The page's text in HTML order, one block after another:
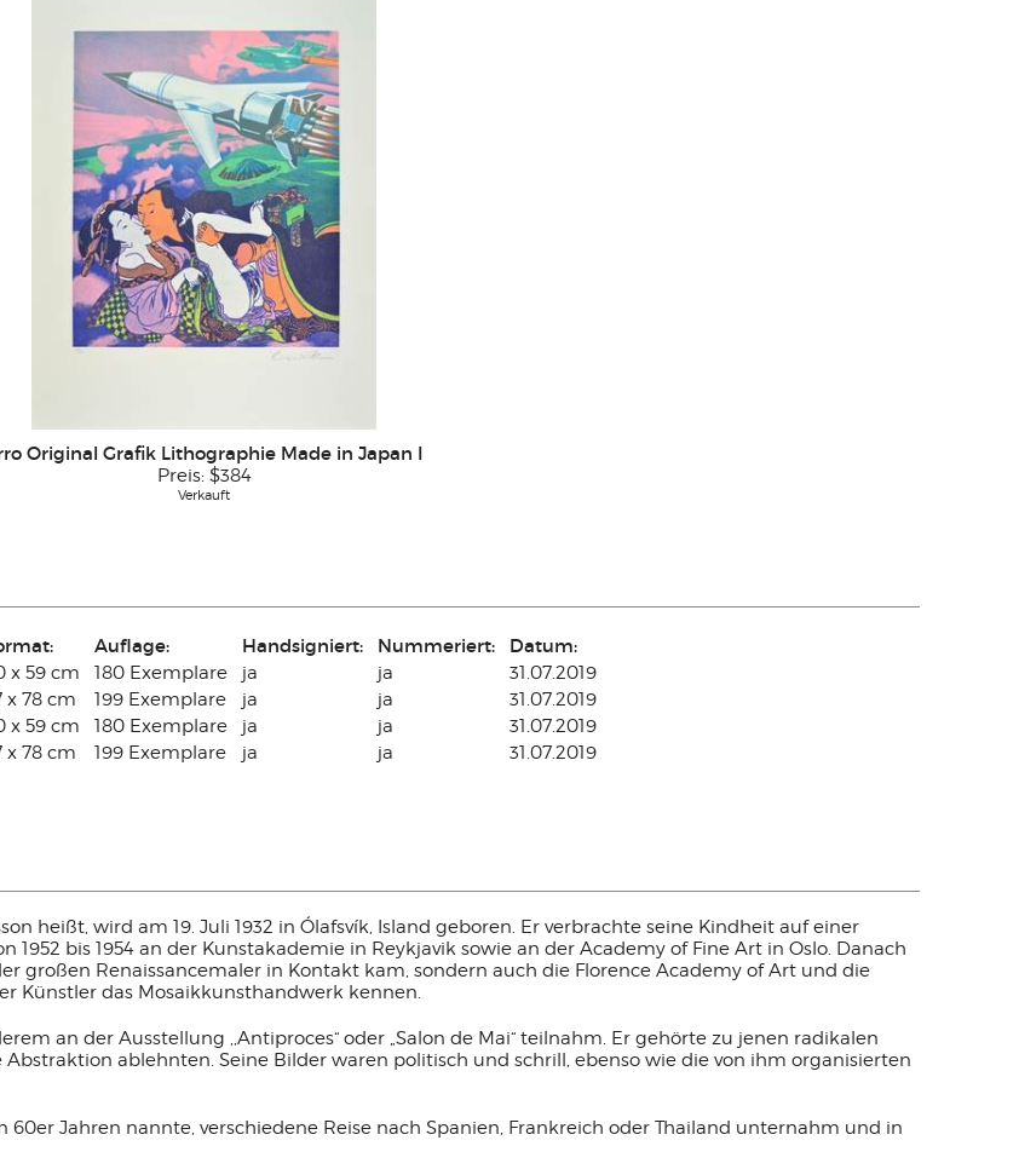
Original Grafik Lithographie Made in Japan I
Preis: $384
Verkauft
Auflage: Handsigniert: Nummeriert: Datum:
x 59 cm 180 Exemplare ja ja
31.07.2019
x 78 cm 199 Exemplare ja ja
31.07.2019
x 59 cm 180 Exemplare ja ja
31.07.2019
x 78 cm 199 Exemplare ja ja 31.07.2019
heißt, wird am 19. Juli 1932 in Ólafsvík, Island geboren. Er verbrachte seine Kindheit auf einer
bis 1954 an der Kunstakademie in Reykjavik sowie an der Academy of Fine Art in Oslo. Danach
großen Renaissancemaler in Kontakt kam, sondern auch die Florence Academy of Art und die
Künstler das Mosaikkunsthandwerk kennen.
an der Ausstellung ,,Antiproces“ oder „Salon de Mai“ teilnahm. Er gehörte zu jenen radikalen
ablehnten. Seine Bilder waren politisch und schrill, ebenso wie die von ihm organisierten
60er Jahren nannte, verschiedene Reise nach Spanien, Frankreich oder Thailand unternahm und in